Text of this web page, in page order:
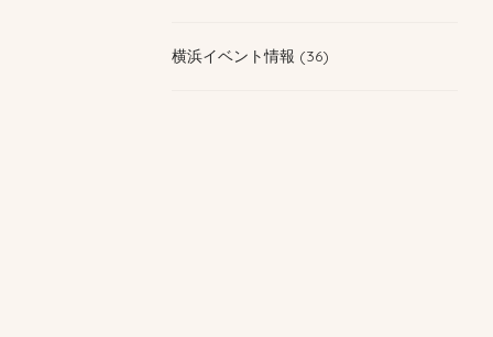
横浜イベント情報 (36)